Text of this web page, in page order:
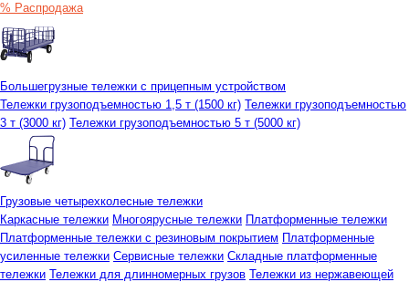
% Распродажа
Большегрузные тележки с прицепным устройством
Тележки грузоподъемностью 1,5 т (1500 кг) Тележки грузоподъемностью
3 т (3000 кг) Тележки грузоподъемностью 5 т (5000 кг)
Грузовые четырехколесные тележки
Каркасные тележки Многоярусные тележки Платформенные тележки
Платформенные тележки с резиновым покрытием Платформенные
усиленные тележки Сервисные тележки Складные платформенные
тележки Тележки для длинномерных грузов Тележки из нержавеющей